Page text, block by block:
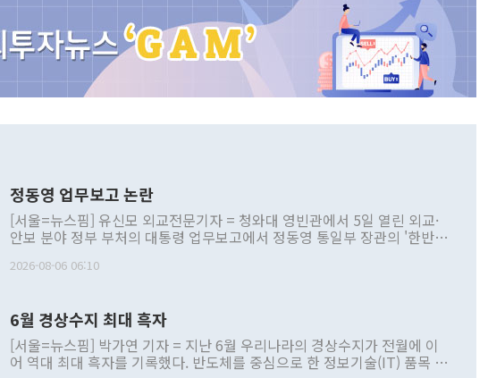
정동영 업무보고 논란
[서울=뉴스핌] 유신모 외교전문기자 = 청와대 영빈관에서 5일 열린 외교·
안보 분야 정부 부처의 대통령 업무보고에서 정동영 통일부 장관의 '한반도
발언 중에는 정부 내 조율을 거치지 않은 사안을 정책으로 추진하겠다고 공
주의적 희망에 근거한 비현실적 구상'이라는 비판을 내놨다. 그동안 정 장
관의 대북 정책 관련 발언이 물의를 빚은 적은 여러 번 있지만 대통령과 유
관 부처 장관이 공개적으로 부정적 입장을 표명한 것은 이례적이다. 정 장
관의 무리한 대북 접근법과 월권을 제어해야 한다는 목소리도 높아지고 있
2026-08-06 06:10
6월 경상수지 최대 흑자
[서울=뉴스핌] 박가연 기자 = 지난 6월 우리나라의 경상수지가 전월에 이
어 역대 최대 흑자를 기록했다. 반도체를 중심으로 한 정보기술(IT) 품목 수